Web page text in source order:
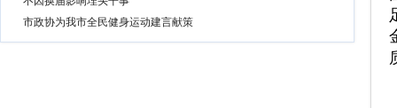
市政协为我市全民健身运动建言献策